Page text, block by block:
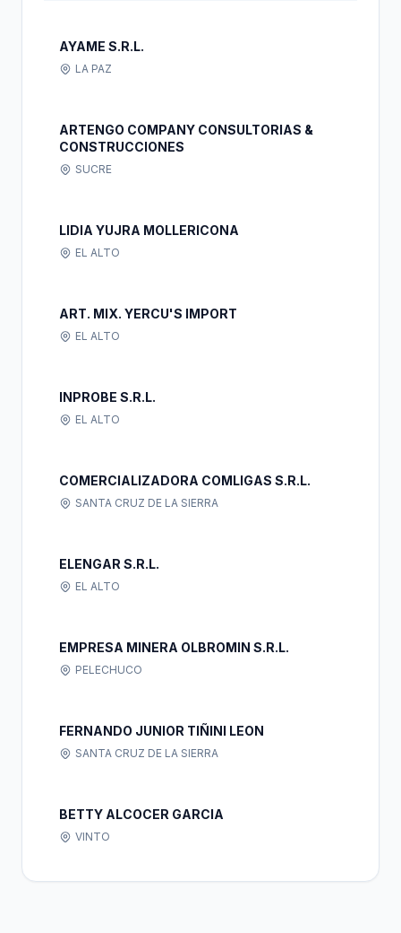
AYAME S.R.L.
LA PAZ
ARTENGO COMPANY CONSULTORIAS &
CONSTRUCCIONES
SUCRE
LIDIA YUJRA MOLLERICONA
EL ALTO
ART. MIX. YERCU'S IMPORT
EL ALTO
INPROBE S.R.L.
EL ALTO
COMERCIALIZADORA COMLIGAS S.R.L.
SANTA CRUZ DE LA SIERRA
ELENGAR S.R.L.
EL ALTO
EMPRESA MINERA OLBROMIN S.R.L.
PELECHUCO
FERNANDO JUNIOR TIÑINI LEON
SANTA CRUZ DE LA SIERRA
BETTY ALCOCER GARCIA
VINTO